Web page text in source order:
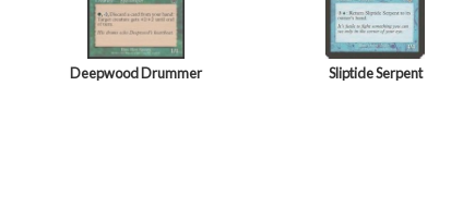
Deepwood Drummer Sliptide Serpent